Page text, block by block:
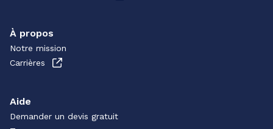
À propos
Notre mission
Carrières
Aide
Demander un devis gratuit